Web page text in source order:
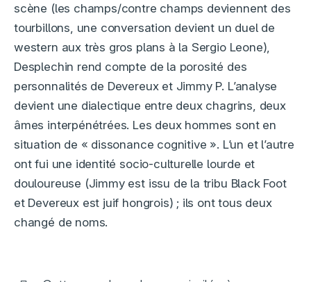
scène (les champs/contre champs deviennent des
tourbillons, une conversation devient un duel de
western aux très gros plans à la Sergio Leone),
Desplechin rend compte de la porosité des
personnalités de Devereux et Jimmy P. L’analyse
devient une dialectique entre deux chagrins, deux
âmes interpénétrées. Les deux hommes sont en
situation de « dissonance cognitive ». L’un et l’autre
ont fui une identité socio-culturelle lourde et
douloureuse (Jimmy est issu de la tribu Black Foot
et Devereux est juif hongrois) ; ils ont tous deux
changé de noms.